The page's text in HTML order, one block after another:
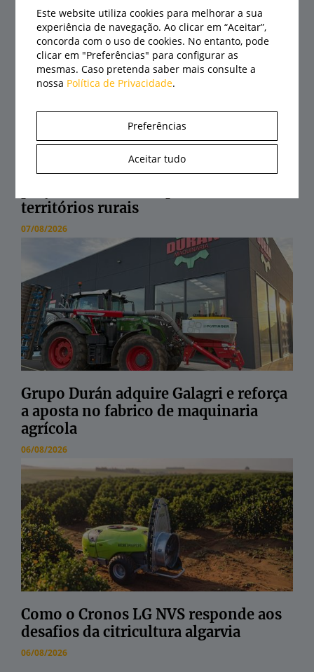
AJAP desafia jovens a apresentar
territórios rurais
07/08/2026
Grupo Durán adquire Galagri e reforça
a aposta no fabrico de maquinaria
agrícola
06/08/2026
Como o Cronos LG NVS responde aos
desafios da citricultura algarvia
06/08/2026
Este website utiliza cookies para melhorar a sua
experiência de navegação. Ao clicar em “Aceitar”,
concorda com o uso de cookies. No entanto, pode
clicar em "Preferências" para configurar as
mesmas. Caso pretenda saber mais consulte a
nossa Política de Privacidade.
Preferências
Aceitar tudo